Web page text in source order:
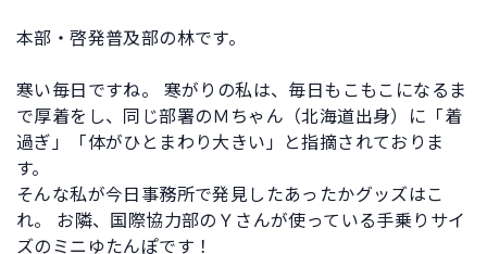
本部・啓発普及部の林です。
寒い毎日ですね。 寒がりの私は、毎日もこもこになるま
で厚着をし、同じ部署のＭちゃん（北海道出身）に「着
過ぎ」「体がひとまわり大きい」と指摘されておりま
す。
そんな私が今日事務所で発見したあったかグッズはこ
れ。 お隣、国際協力部のＹさんが使っている手乗りサイ
ズのミニゆたんぽです！